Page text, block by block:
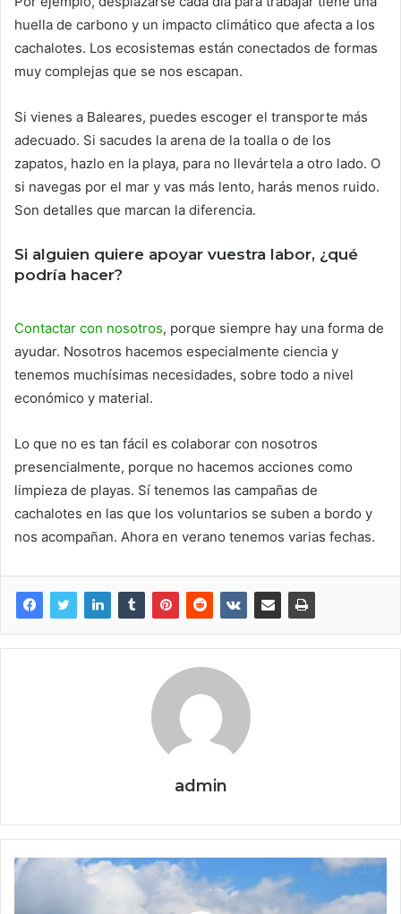
huella de carbono y un impacto climático que afecta a los
cachalotes. Los ecosistemas están conectados de formas
muy complejas que se nos escapan.
Si vienes a Baleares, puedes escoger el transporte más
adecuado. Si sacudes la arena de la toalla o de los
zapatos, hazlo en la playa, para no llevártela a otro lado. O
si navegas por el mar y vas más lento, harás menos ruido.
Son detalles que marcan la diferencia.
Si alguien quiere apoyar vuestra labor, ¿qué
podría hacer?
Contactar con nosotros, porque siempre hay una forma de
ayudar. Nosotros hacemos especialmente ciencia y
tenemos muchísimas necesidades, sobre todo a nivel
económico y material.
Lo que no es tan fácil es colaborar con nosotros
presencialmente, porque no hacemos acciones como
limpieza de playas. Sí tenemos las campañas de
cachalotes en las que los voluntarios se suben a bordo y
nos acompañan. Ahora en verano tenemos varias fechas.
admin